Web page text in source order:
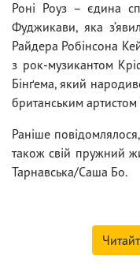
Роні Роуз – єдина
Фуджикави, яка
Райдера Робінсона
з рок-музикантом
Бінґема, який
британським
Раніше
також свій пружний
Тарнавська/Саша Бо.